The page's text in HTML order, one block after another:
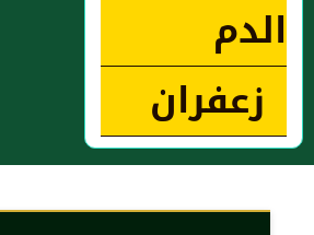
الدم
زعفران